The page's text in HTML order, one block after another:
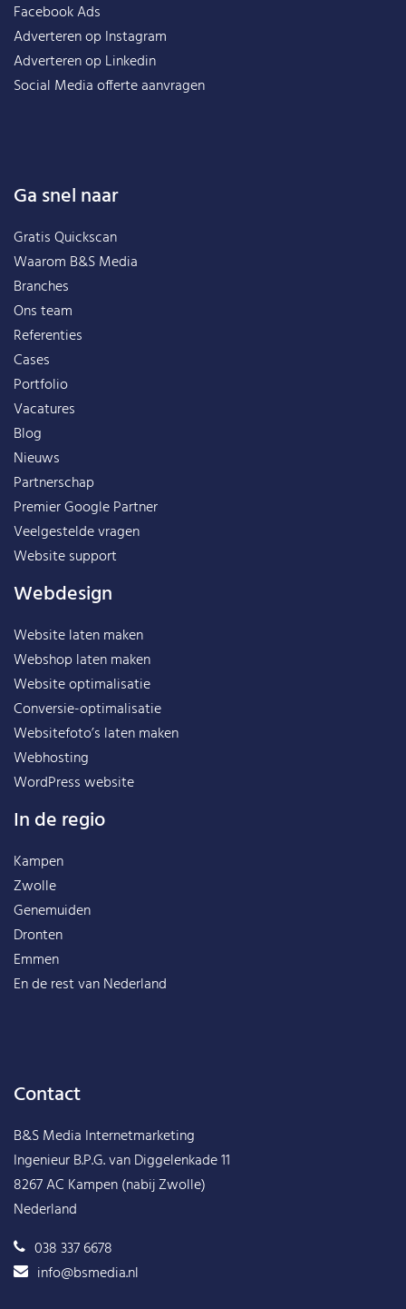
Facebook Ads
Adverteren op Instagram
Adverteren op Linkedin
Social Media offerte aanvragen
Ga snel naar
Gratis Quickscan
Waarom B&S Media
Branches
Ons team
Referenties
Cases
Portfolio
Vacatures
Blog
Nieuws
Partnerschap
Premier Google Partner
Veelgestelde vragen
Website support
Webdesign
Website laten maken
Webshop laten maken
Website optimalisatie
Conversie-optimalisatie
Websitefoto’s laten maken
Webhosting
WordPress website
In de regio
Kampen
Zwolle
Genemuiden
Dronten
Emmen
En de rest vanNederland
Contact
B&S Media Internetmarketing
Ingenieur B.P.G. van Diggelenkade 11
8267 AC Kampen (nabij Zwolle)
Nederland
038 337 6678
info@bsmedia.nl